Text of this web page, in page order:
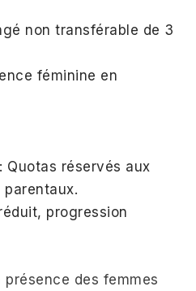
non transférable de 3
féminine en
: Quotas réservés aux
progression
présence des femmes